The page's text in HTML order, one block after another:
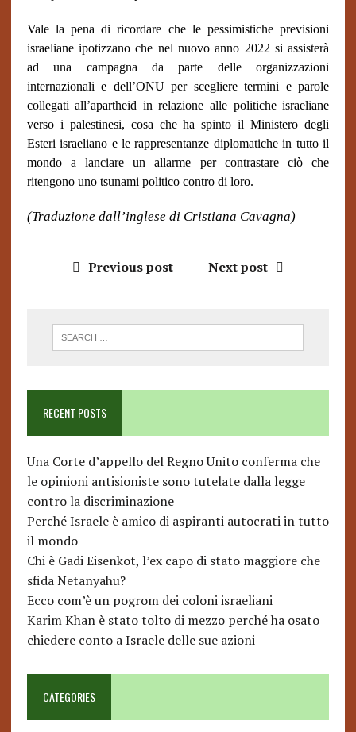
Vale la pena di ricordare che le pessimistiche previsioni
israeliane ipotizzano che nel nuovo anno 2022 si assisterà
ad una campagna da parte delle organizzazioni
internazionali e dell’ONU per scegliere termini e parole
collegati all’apartheid in relazione alle politiche israeliane
verso i palestinesi, cosa che ha spinto il Ministero degli
Esteri israeliano e le rappresentanze diplomatiche in tutto il
mondo a lanciare un allarme per contrastare ciò che
ritengono uno tsunami politico contro di loro.
(Traduzione dall’inglese di Cristiana Cavagna)
Previous post Next post
RECENT POSTS
Una Corte d’appello del Regno Unito conferma che
le opinioni antisioniste sono tutelate dalla legge
contro la discriminazione
Perché Israele è amico di aspiranti autocrati in tutto
il mondo
Chi è Gadi Eisenkot, l’ex capo di stato maggiore che
sfida Netanyahu?
Ecco com’è un pogrom dei coloni israeliani
Karim Khan è stato tolto di mezzo perché ha osato
chiedere conto a Israele delle sue azioni
CATEGORIES